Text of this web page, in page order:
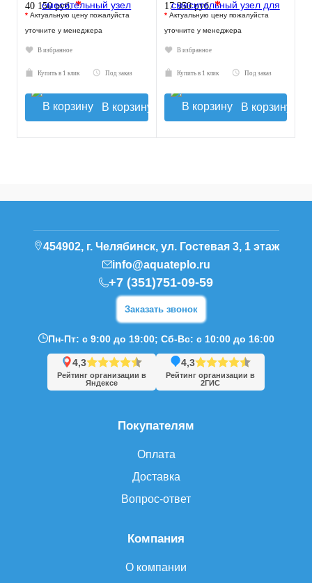
40 150 руб.*
* Актуальную цену пожалуйста
уточните у менеджера
В избранное
Купить в 1 клик Под заказ
В корзину
17 350 руб.*
* Актуальную цену пожалуйста
уточните у менеджера
В избранное
Купить в 1 клик Под заказ
В корзину
Компания
О компании
Покупателям
Оплата
Доставка
Вопрос-ответ
454902, г. Челябинск, ул. Гостевая 3, 1 этаж
info@aquateplo.ru
+7 (351)751-09-59
Заказать звонок
Пн-Пт: с 9:00 до 19:00; Сб-Вс: с 10:00 до 16:00
4,3
Рейтинг организации в
Яндексе
4,3
Рейтинг организации в
2ГИС